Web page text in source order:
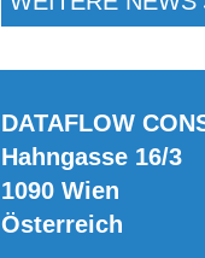
DATAFLOW
Hahngasse 16/3
1090 Wien
Österreich